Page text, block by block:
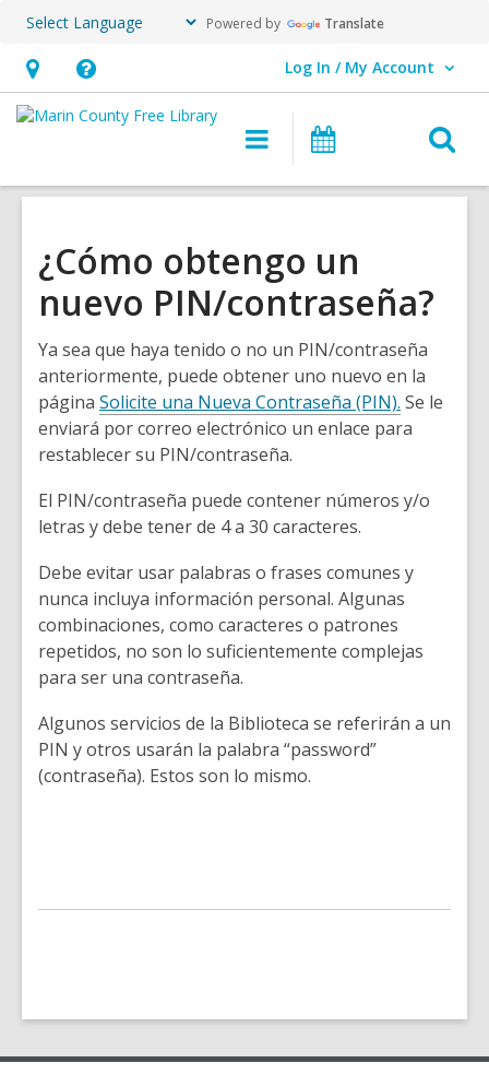
Powered by Translate
Hours
&
opens
overlay
Help,
opens
overlay
Log In / My Account
User Log In / My Account.
Main
navigation
¿Cómo obtengo un
nuevo PIN/contraseña?
Ya sea que haya tenido o no un PIN/contraseña
anteriormente, puede obtener uno nuevo en la
página Solicite una Nueva Contraseña (PIN). Se le
enviará por correo electrónico un enlace para
restablecer su PIN/contraseña.
El PIN/contraseña puede contener números y/o
letras y debe tener de 4 a 30 caracteres.
Debe evitar usar palabras o frases comunes y
nunca incluya información personal. Algunas
combinaciones, como caracteres o patrones
repetidos, no son lo suficientemente complejas
para ser una contraseña.
Algunos servicios de la Biblioteca se referirán a un
PIN y otros usarán la palabra “password”
(contraseña). Estos son lo mismo.